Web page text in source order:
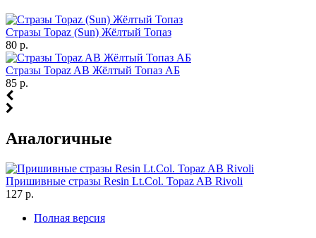
Стразы Topaz (Sun) Жёлтый Топаз
80 р.
Стразы Topaz AB Жёлтый Топаз АБ
85 р.
Аналогичные
Пришивные стразы Resin Lt.Col. Topaz AB Rivoli
127 р.
Полная версия